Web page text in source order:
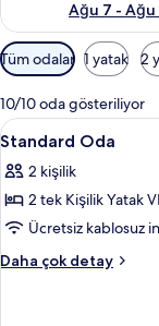
Ağu 7 - Ağu
Odalar
için
mevcut
filtreler
Tüm odalar 1 yatak 2
10/10 oda gösteriliyor
Standard
Oda
için
tüm
fotoğrafları
görün
6
Standard Oda
2 kişilik
2 tek Kişilik Yatak
Ücretsiz kablosuz
Daha çok detay
Standard